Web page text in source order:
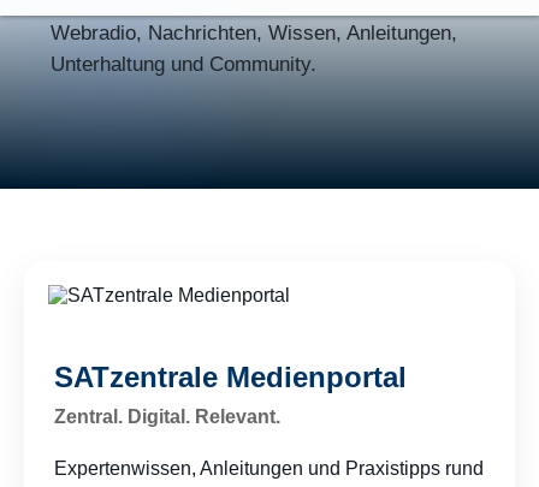
Webradio, Nachrichten, Wissen, Anleitungen,
Unterhaltung und Community.
SATzentrale Medienportal
Zentral. Digital. Relevant.
Expertenwissen, Anleitungen und Praxistipps rund